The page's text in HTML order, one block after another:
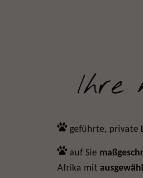
Ihre
geführte, private
auf Sie
Afrika mit